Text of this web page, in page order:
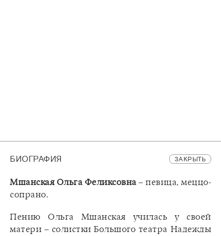
БИОГРАФИЯ ЗАКРЫТЬ
Мшанская Ольга Феликсовна– певица, меццо-
сопрано.
Пению Ольга Мшанская училась у своей
матери – солистки Большого театра Надежды